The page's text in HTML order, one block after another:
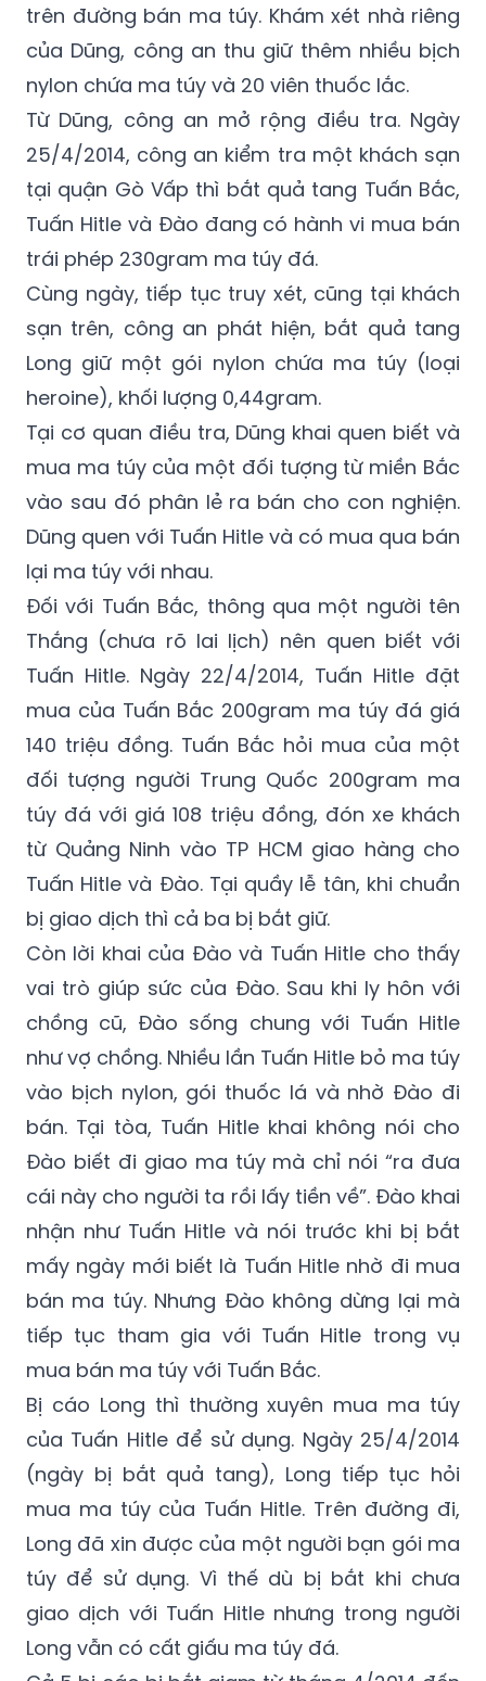
trên đường bán ma túy. Khám xét nhà riêng
của Dũng, công an thu giữ thêm nhiều bịch
nylon chứa ma túy và 20 viên thuốc lắc.
Từ Dũng, công an mở rộng điều tra. Ngày
25/4/2014, công an kiểm tra một khách sạn
tại quận Gò Vấp thì bắt quả tang Tuấn Bắc,
Tuấn Hitle và Đào đang có hành vi mua bán
trái phép 230gram ma túy đá.
Cùng ngày, tiếp tục truy xét, cũng tại khách
sạn trên, công an phát hiện, bắt quả tang
Long giữ một gói nylon chứa ma túy (loại
heroine), khối lượng 0,44gram.
Tại cơ quan điều tra, Dũng khai quen biết và
mua ma túy của một đối tượng từ miền Bắc
vào sau đó phân lẻ ra bán cho con nghiện.
Dũng quen với Tuấn Hitle và có mua qua bán
lại ma túy với nhau.
Đối với Tuấn Bắc, thông qua một người tên
Thắng (chưa rõ lai lịch) nên quen biết với
Tuấn Hitle. Ngày 22/4/2014, Tuấn Hitle đặt
mua của Tuấn Bắc 200gram ma túy đá giá
140 triệu đồng. Tuấn Bắc hỏi mua của một
đối tượng người Trung Quốc 200gram ma
túy đá với giá 108 triệu đồng, đón xe khách
từ Quảng Ninh vào TP HCM giao hàng cho
Tuấn Hitle và Đào. Tại quầy lễ tân, khi chuẩn
bị giao dịch thì cả ba bị bắt giữ.
Còn lời khai của Đào và Tuấn Hitle cho thấy
vai trò giúp sức của Đào. Sau khi ly hôn với
chồng cũ, Đào sống chung với Tuấn Hitle
như vợ chồng. Nhiều lần Tuấn Hitle bỏ ma túy
vào bịch nylon, gói thuốc lá và nhờ Đào đi
bán. Tại tòa, Tuấn Hitle khai không nói cho
Đào biết đi giao ma túy mà chỉ nói “ra đưa
cái này cho người ta rồi lấy tiền về”. Đào khai
nhận như Tuấn Hitle và nói trước khi bị bắt
mấy ngày mới biết là Tuấn Hitle nhờ đi mua
bán ma túy. Nhưng Đào không dừng lại mà
tiếp tục tham gia với Tuấn Hitle trong vụ
mua bán ma túy với Tuấn Bắc.
Bị cáo Long thì thường xuyên mua ma túy
của Tuấn Hitle để sử dụng. Ngày 25/4/2014
(ngày bị bắt quả tang), Long tiếp tục hỏi
mua ma túy của Tuấn Hitle. Trên đường đi,
Long đã xin được của một người bạn gói ma
túy để sử dụng. Vì thế dù bị bắt khi chưa
giao dịch với Tuấn Hitle nhưng trong người
Long vẫn có cất giấu ma túy đá.